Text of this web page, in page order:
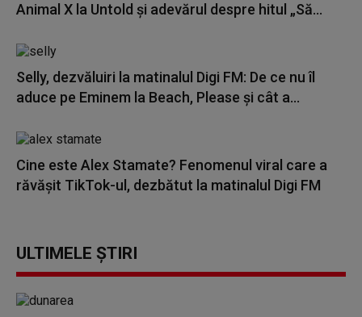
Animal X la Untold și adevărul despre hitul „Să...
Selly, dezvăluiri la matinalul Digi FM: De ce nu îl
aduce pe Eminem la Beach, Please și cât a...
Cine este Alex Stamate? Fenomenul viral care a
răvășit TikTok-ul, dezbătut la matinalul Digi FM
ULTIMELE ȘTIRI